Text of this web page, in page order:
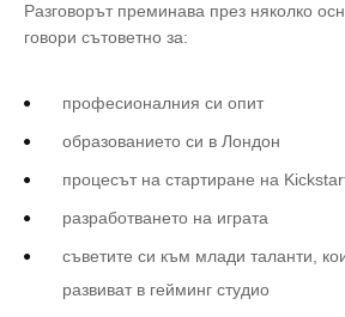
Разговорът преминава през няколко
говори сътоветно за:
професионалния си опит
образованието си в Лондон
процесът на стартиране на
разработването на играта
съветите си към млади таланти,
развиват в гейминг студио